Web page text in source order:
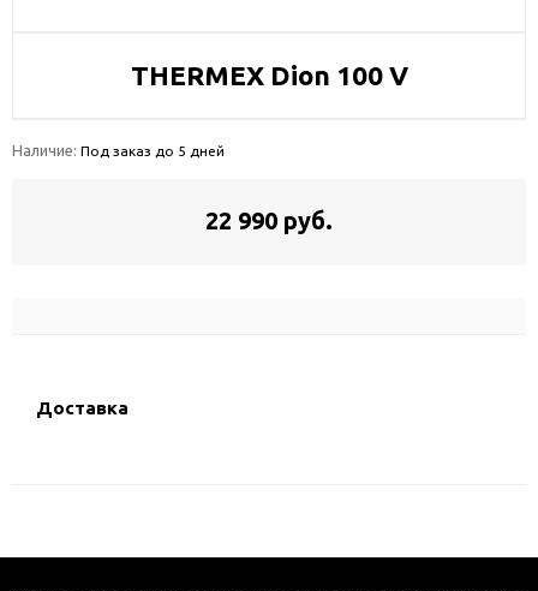
THERMEX Dion 100 V
Наличие: Под заказ до 5 дней
22 990 руб.
Доставка